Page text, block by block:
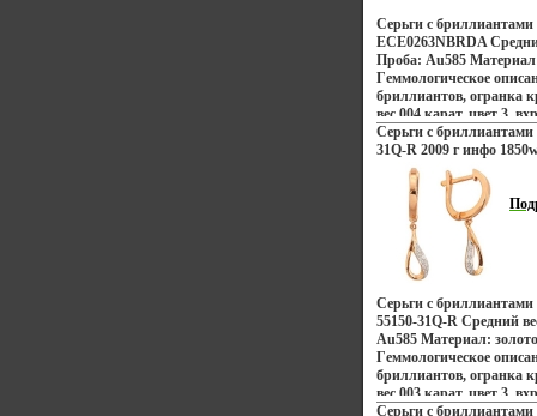
Серьги с
ECE0263NBRDA
Проба: Au585
Гeммологическое
бриллиантов, огранка
вес 004 карат, цвет 3,
Серьги с бриллиантами
31Q-R 2009 г инфо
Серьги с
55150-31Q-R Средний
Au585 Материал: золото
Гeммологическое
бриллиантов, огранка
вес 003 карат, цвет 3,
Серьги с